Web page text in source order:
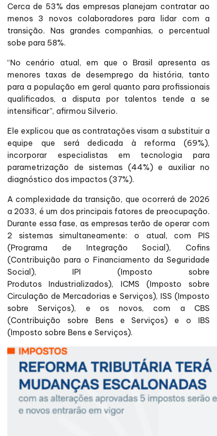
Cerca de 53% das empresas planejam contratar ao
menos 3 novos colaboradores para lidar com a
transição. Nas grandes companhias, o percentual
sobe para 58%.
“No cenário atual, em que o Brasil apresenta as
menores taxas de desemprego da história, tanto
para a população em geral quanto para profissionais
qualificados, a disputa por talentos tende a se
intensificar”, afirmou Silverio.
Ele explicou que as contratações visam a substituir a
equipe que será dedicada à reforma (69%),
incorporar especialistas em tecnologia para
parametrização de sistemas (44%) e auxiliar no
diagnóstico dos impactos (37%).
A complexidade da transição, que ocorrerá de 2026
a 2033, é um dos principais fatores de preocupação.
Durante essa fase, as empresas terão de operar com
2 sistemas simultaneamente: o atual, com PIS
(Programa de Integração Social), Cofins
(Contribuição para o Financiamento da Seguridade
Social), IPI (Imposto sobre
Produtos Industrializados), ICMS (Imposto sobre
Circulação de Mercadorias e Serviços), ISS (Imposto
sobre Serviços), e os novos, com a CBS
(Contribuição sobre Bens e Serviços) e o IBS
(Imposto sobre Bens e Serviços).